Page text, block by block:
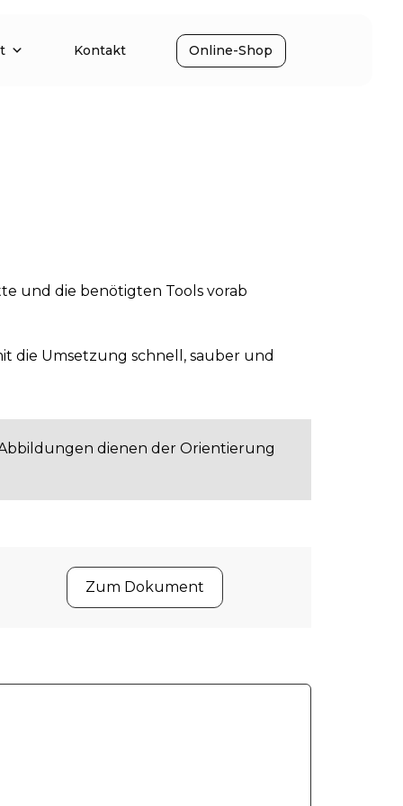
Kontakt Online-Shop
und die benötigten Tools vorab
die Umsetzung schnell, sauber und
dienen der Orientierung
Zum Dokument